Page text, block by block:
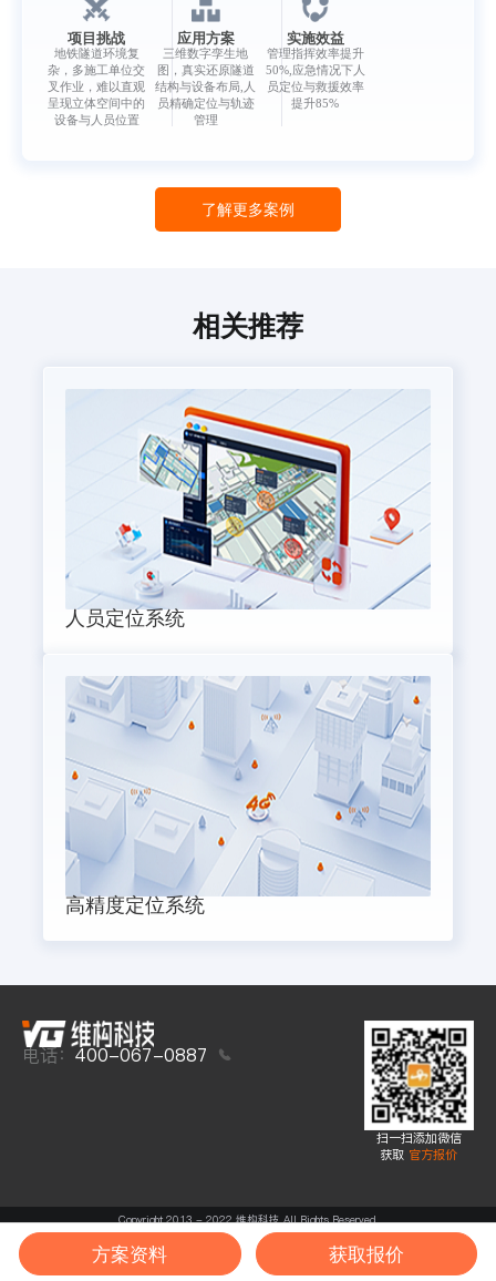
项目挑战
地铁隧道环境复
杂，多施工单位交
叉作业，难以直观
呈现立体空间中的
设备与人员位置
应用方案
三维数字孪生地
图，真实还原隧道
结构与设备布局,人
员精确定位与轨迹
管理
实施效益
管理指挥效率提升
50%,应急情况下人
员定位与救援效率
提升85%
了解更多案例
相关推荐
人员定位系统
高精度定位系统
电话：400-067-0887
扫一扫添加微信
获取 官方报价
Copyright 2013 - 2022 维构科技 All Rights Reserved.
方案资料 获取报价